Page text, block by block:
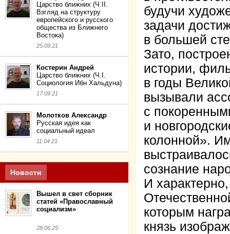
Царство ближних (Ч.II.
Взгляд на структуру
европейского и русского
общества из Ближнего
Востока)
25.09.21
Костерин Андрей
Царство ближних (Ч.I.
Социология Ибн Хальдуна)
17.09.21
Молотков Александр
Русская идея как
социальный идеал
11.04.21
Новости
Вышел в свет сборник
статей «Православный
социализм»
28.06.25
будучи
задачи
в большей
Зато,
истории,
в годы
вызывали
с
и
колонной».
сознание
И
которым
князь